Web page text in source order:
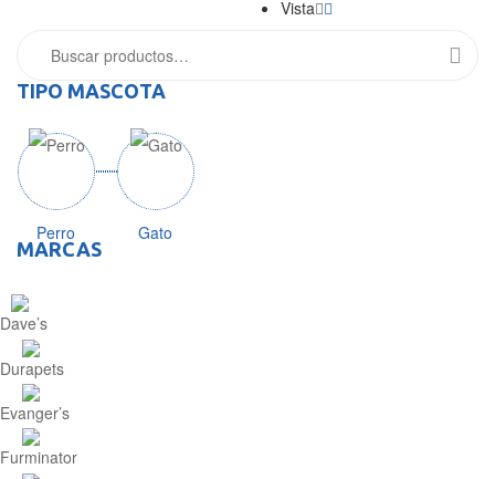
Vista
TIPO MASCOTA
Perro Gato
MARCAS
Dave’s
Durapets
Evanger’s
Furminator